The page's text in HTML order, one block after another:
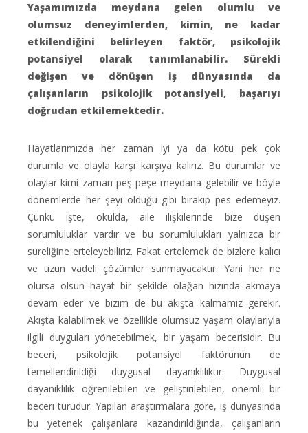
Yaşamımızda meydana gelen olumlu ve
olumsuz deneyimlerden, kimin, ne kadar
etkilendiğini belirleyen faktör, psikolojik
potansiyel olarak tanımlanabilir. Sürekli
değişen ve dönüşen iş dünyasında da
çalışanların psikolojik potansiyeli, başarıyı
doğrudan etkilemektedir.
Hayatlarımızda her zaman iyi ya da kötü pek çok
durumla ve olayla karşı karşıya kalırız. Bu durumlar ve
olaylar kimi zaman peş peşe meydana gelebilir ve böyle
dönemlerde her şeyi olduğu gibi bırakıp pes edemeyiz.
Çünkü işte, okulda, aile ilişkilerinde bize düşen
sorumluluklar vardır ve bu sorumlulukları yalnızca bir
süreliğine erteleyebiliriz. Fakat ertelemek de bizlere kalıcı
ve uzun vadeli çözümler sunmayacaktır. Yani her ne
olursa olsun hayat bir şekilde olağan hızında akmaya
devam eder ve bizim de bu akışta kalmamız gerekir.
Akışta kalabilmek ve özellikle olumsuz yaşam olaylarıyla
ilgili duyguları yönetebilmek, bir yaşam becerisidir. Bu
beceri, psikolojik potansiyel faktörünün de
temellendirildiği duygusal dayanıklılıktır. Duygusal
dayanıklılık öğrenilebilen ve geliştirilebilen, önemli bir
beceri türüdür. Yapılan araştırmalara göre, iş dünyasında
bu yetenek çalışanlara kazandırıldığında, çalışanların